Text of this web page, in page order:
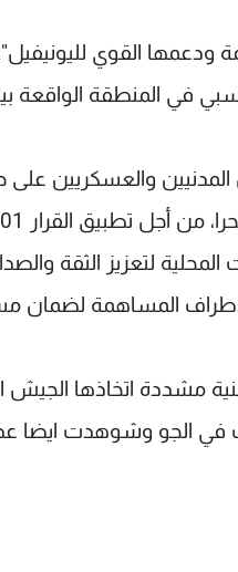
ودعمها القوي
في المنطقة الواقعة بين
المدنيين والعسكريين
لتعزيز الثقة
المساهمة لضمان
مشددة اتخاذها
في الجو وشوهدت ايضا